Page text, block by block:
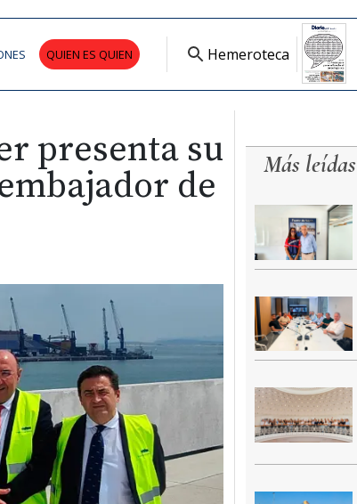
QUIEN ES QUIEN Hemeroteca
presenta su
de
Más leídas